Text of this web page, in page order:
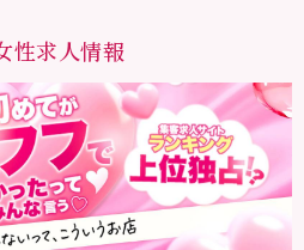
性求人情報